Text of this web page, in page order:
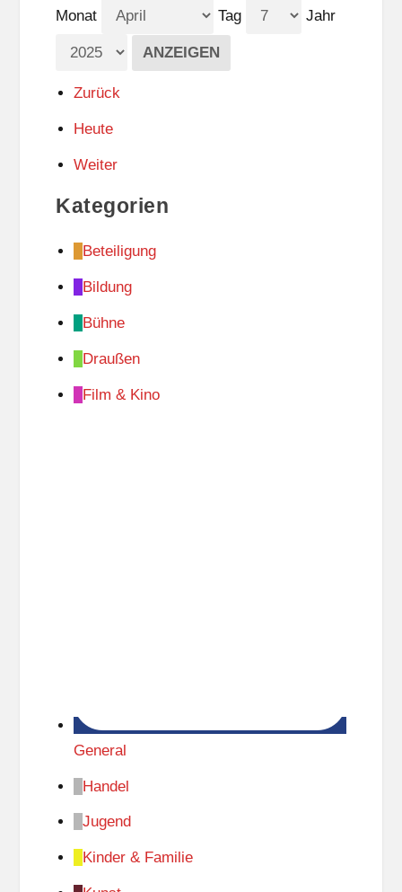
Monat Tag Jahr
Zurück
Heute
Weiter
Kategorien
Beteiligung
Bildung
Bühne
Draußen
Film & Kino
General
Handel
Jugend
Kinder & Familie